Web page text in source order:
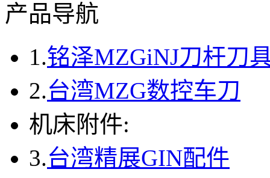
产品导航
1.铭泽MZGiNJ刀杆刀
2.台湾MZG数控车刀
机床附件:
3.台湾精展GIN配件